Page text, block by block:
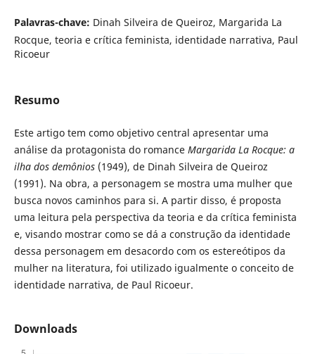
Palavras-chave: Dinah Silveira de Queiroz, Margarida La
Rocque, teoria e crítica feminista, identidade narrativa, Paul
Ricoeur
Resumo
Este artigo tem como objetivo central apresentar uma
análise da protagonista do romance Margarida La Rocque: a
ilha dos demônios(1949), de Dinah Silveira de Queiroz
(1991). Na obra, a personagem se mostra uma mulher que
busca novos caminhos para si. A partir disso, é proposta
uma leitura pela perspectiva da teoria e da crítica feminista
e, visando mostrar como se dá a construção da identidade
dessa personagem em desacordo com os estereótipos da
mulher na literatura, foi utilizado igualmente o conceito de
identidade narrativa, de Paul Ricoeur.
Downloads